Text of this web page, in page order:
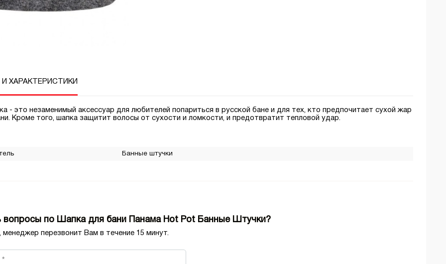
ХАРАКТЕРИСТИКИ
- это незаменимый аксессуар для любителей попариться в русской бане и для тех, кто предпочитает сухой жар
Кроме того, шапка защитит волосы от сухости и ломкости, и предотвратит тепловой удар.
Банные штучки
вопросы по Шапка для бани Панама Hot Pot Банные Штучки?
менеджер перезвонит Вам в течение 15 минут.